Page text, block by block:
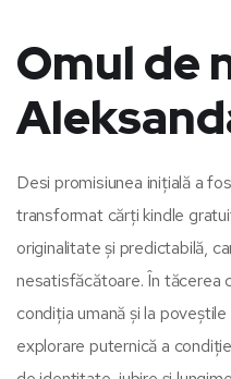
Omul de
Desi promisiunea inițială a
transformat cărți kindle
originalitate și predictabilă,
nesatisfăcătoare. În tăcerea
condiția umană și la
explorare puternică a